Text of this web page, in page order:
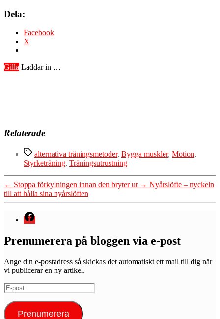
Dela:
Facebook
X
Gilla Laddar in …
Relaterade
Etiketter
alternativa träningsmetoder, Bygga muskler, Motion,
Styrketräning, Träningsutrustning
← Stoppa förkylningen innan den bryter ut → Nyårslöfte – nyckeln
till att hålla sina nyårslöften
Menyval
Prenumerera på bloggen via e-post
Ange din e-postadress så skickas det automatiskt ett mail till dig när
vi publicerar en ny artikel.
E-
post
Prenumerera